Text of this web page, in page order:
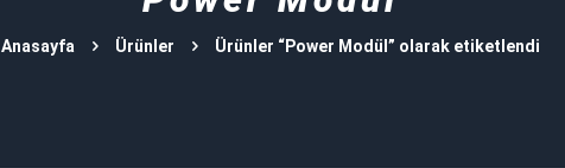
Anasayfa Ürünler Ürünler “Power Modül” olarak etiketlendi